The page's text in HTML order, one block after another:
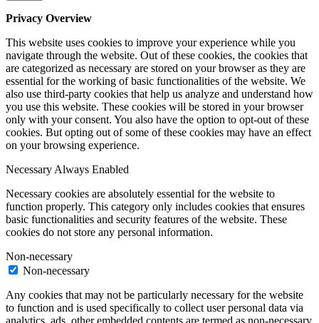
Privacy Overview
This website uses cookies to improve your experience while you
navigate through the website. Out of these cookies, the cookies that
are categorized as necessary are stored on your browser as they are
essential for the working of basic functionalities of the website. We
also use third-party cookies that help us analyze and understand how
you use this website. These cookies will be stored in your browser
only with your consent. You also have the option to opt-out of these
cookies. But opting out of some of these cookies may have an effect
on your browsing experience.
NecessaryAlways Enabled
Necessary cookies are absolutely essential for the website to
function properly. This category only includes cookies that ensures
basic functionalities and security features of the website. These
cookies do not store any personal information.
Non-necessary
Non-necessary
Any cookies that may not be particularly necessary for the website
to function and is used specifically to collect user personal data via